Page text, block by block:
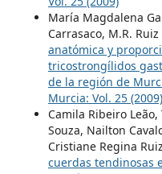
María Magdalena
Carrasaco, M.R.
anatómica y
tricostrongílidos
de la región de
Murcia: Vol. 25 (2009)
Camila Ribeiro
Souza, Nailton
Cristiane Regina
cuerdas tendinosas